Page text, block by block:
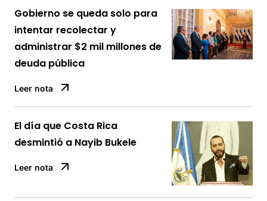
Gobierno se queda solo para
intentar recolectar y
administrar $2 mil millones de
deuda pública
Leer nota
El día que Costa Rica
desmintió a Nayib Bukele
Leer nota